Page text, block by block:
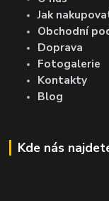
Jak
Obchodní
Doprava
Fotogalerie
Kontakty
Blog
Kde nás